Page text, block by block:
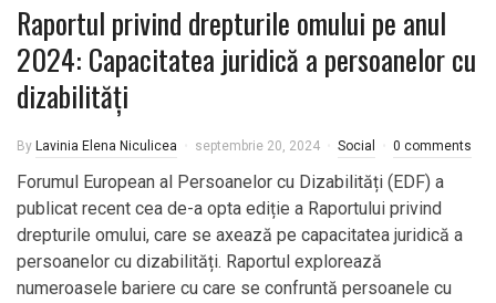
Raportul privind drepturile omului pe anul
2024: Capacitatea juridică a persoanelor cu
dizabilități
By Lavinia Elena Niculicea septembrie 20, 2024 Social 0 comments
Forumul European al Persoanelor cu Dizabilități (EDF) a
publicat recent cea de-a opta ediție a Raportului privind
drepturile omului, care se axează pe capacitatea juridică a
persoanelor cu dizabilități. Raportul explorează
numeroasele bariere cu care se confruntă persoanele cu